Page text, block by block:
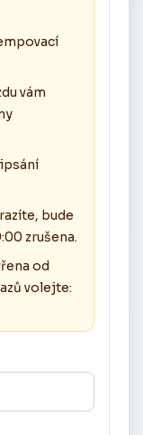
vám
bude
zrušena.
od
volejte: